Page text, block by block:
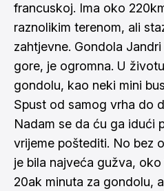
francuskoj. Ima oko
raznolikim terenom, ali
zahtjevne. Gondola
gore, je ogromna. U
gondolu, kao neki mini
Spust od samog vrha do
Nadam se da ću ga idući
vrijeme poštediti. No bez
je bila najveća gužva,
20ak minuta za gondolu,